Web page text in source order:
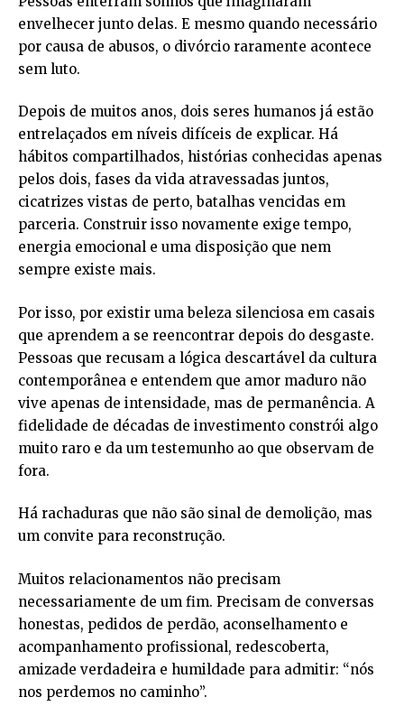
envelhecer junto delas. E mesmo quando necessário
por causa de abusos, o divórcio raramente acontece
sem luto.
Depois de muitos anos, dois seres humanos já estão
entrelaçados em níveis difíceis de explicar. Há
hábitos compartilhados, histórias conhecidas apenas
pelos dois, fases da vida atravessadas juntos,
cicatrizes vistas de perto, batalhas vencidas em
parceria. Construir isso novamente exige tempo,
energia emocional e uma disposição que nem
sempre existe mais.
Por isso, por existir uma beleza silenciosa em casais
que aprendem a se reencontrar depois do desgaste.
Pessoas que recusam a lógica descartável da cultura
contemporânea e entendem que amor maduro não
vive apenas de intensidade, mas de permanência. A
fidelidade de décadas de investimento constrói algo
muito raro e da um testemunho ao que observam de
fora.
Há rachaduras que não são sinal de demolição, mas
um convite para reconstrução.
Muitos relacionamentos não precisam
necessariamente de um fim. Precisam de conversas
honestas, pedidos de perdão, aconselhamento e
acompanhamento profissional, redescoberta,
amizade verdadeira e humildade para admitir: “nós
nos perdemos no caminho”.